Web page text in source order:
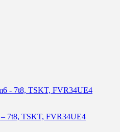
7t8, TSKT, FVR34UE4